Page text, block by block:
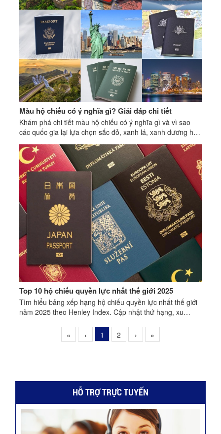
Màu hộ chiếu có ý nghĩa gì? Giải đáp chi tiết
Khám phá chi tiết màu hộ chiếu có ý nghĩa gì và vì sao
các quốc gia lại lựa chọn sắc đỏ, xanh lá, xanh dương hay
đen cho hộ chiếu của mình.
Top 10 hộ chiếu quyền lực nhất thế giới 2025
Tìm hiểu bảng xếp hạng hộ chiếu quyền lực nhất thế giới
năm 2025 theo Henley Index. Cập nhật thứ hạng, xu
«
‹ 1 2 › »
HỖ TRỢ TRỰC TUYẾN